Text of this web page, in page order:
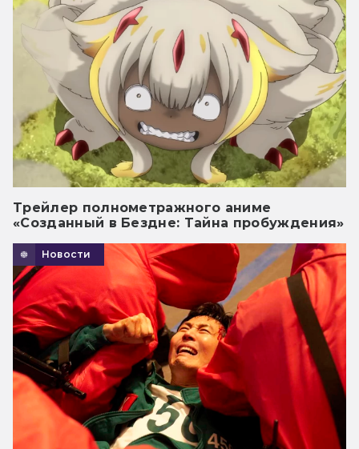
Трейлер полнометражного аниме
«Созданный в Бездне: Тайна пробуждения»
Новости